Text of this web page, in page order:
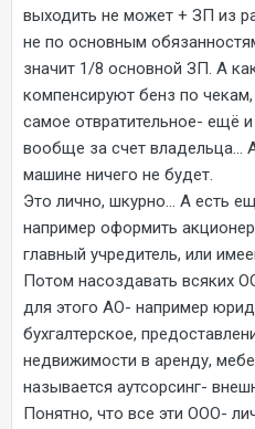
выходить не может + ЗП из
не по основным
значит 1/8 основной ЗП. А
компенсируют бенз по
самое отвратительное- ещё
вообще за счет владельца...
машине ничего не будет.
Это лично, шкурно... А есть
например оформить
главный учредитель, или
Потом насоздавать всяких
для этого АО- например
бухгалтерское,
недвижимости в аренду,
называется аутсорсинг-
Понятно, что все эти ООО-